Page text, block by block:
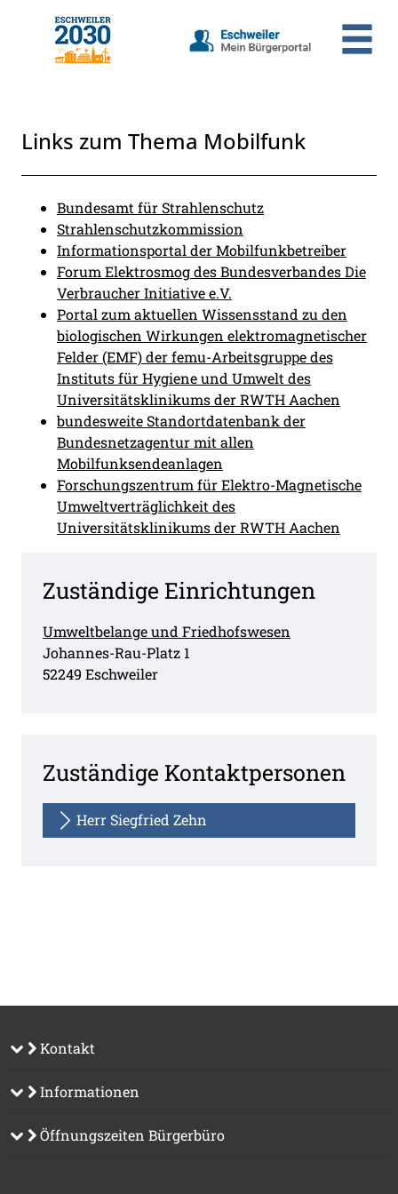
Zum Hauptinhalt springen
Links zum Thema Mobilfunk
Beschreibung
Bundesamt für Strahlenschutz
Strahlenschutzkommission
Informationsportal der Mobilfunkbetreiber
Forum Elektrosmog des Bundesverbandes Die
Verbraucher Initiative e.V.
Portal zum aktuellen Wissensstand zu den
biologischen Wirkungen elektromagnetischer
Felder (EMF) der femu-Arbeitsgruppe des
Instituts für Hygiene und Umwelt des
Universitätsklinikums der RWTH Aachen
bundesweite Standortdatenbank der
Bundesnetzagentur mit allen
Mobilfunksendeanlagen
Forschungszentrum für Elektro-Magnetische
Umweltverträglichkeit des
Universitätsklinikums der RWTH Aachen
Zuständige Einrichtungen
Umweltbelange und Friedhofswesen
Straße:
Johannes-Rau-Platz Hausnummer:
1
PLZ:
52249 Ort:
Eschweiler
Zuständige Kontaktpersonen
Herr Siegfried Zehn
Kontakt
Informationen
Öffnungszeiten Bürgerbüro